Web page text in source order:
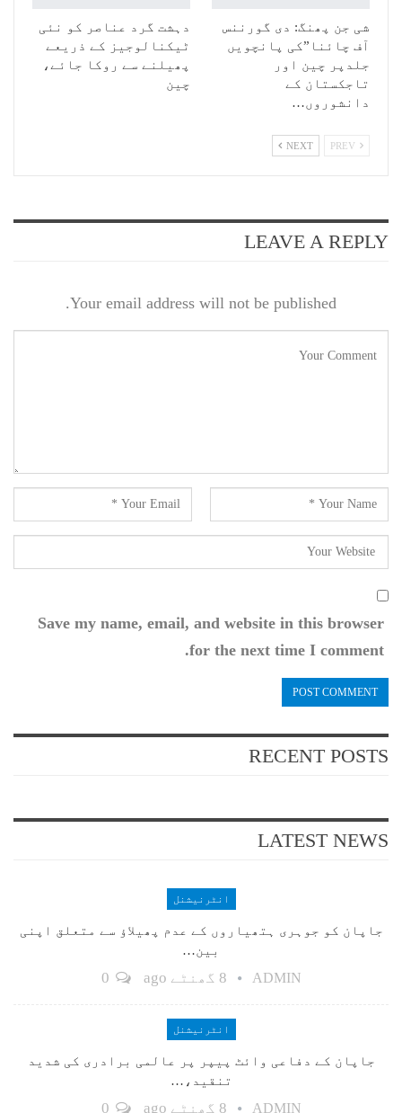
شی جن پھنگ: دی گورننس
آف چائنا”کی پانچویں
جلدپر چین اور
تاجکستان کے
دانشوروں…
دہشت گرد عناصر کو نئی
ٹیکنالوجیز کے ذریعے
پھیلنے سے روکا جائے،
چین
NEXT
LEAVE A REPLY
Your email address will not be published.
Save my name, email, and website in this browser
for the next time I comment.
RECENT POSTS
LATEST NEWS
انٹرنیشنل
جاپان کو جوہری ہتھیاروں کے عدم پھیلاؤ سے متعلق اپنی
بین…
ADMIN 8 گھنٹے ago
انٹرنیشنل
جاپان کے دفاعی وائٹ پیپر پر عالمی برادری کی شدید
تنقید،…
ADMIN 8 گھنٹے ago